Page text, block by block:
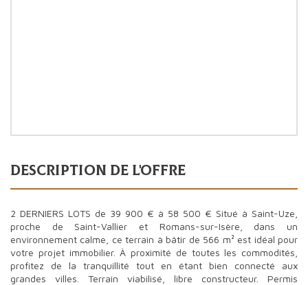
description de l'offre
2 DERNIERS LOTS de 39 900 € à 58 500 € Situé à Saint-Uze,
proche de Saint-Vallier et Romans-sur-Isère, dans un
environnement calme, ce terrain à bâtir de 566 m² est idéal pour
votre projet immobilier. À proximité de toutes les commodités,
profitez de la tranquillité tout en étant bien connecté aux
grandes villes. Terrain viabilisé, libre constructeur. Permis